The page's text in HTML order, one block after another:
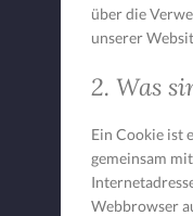
über die
unserer
2. Was
Ein Cookie ist
gemeinsam
Webbrowser